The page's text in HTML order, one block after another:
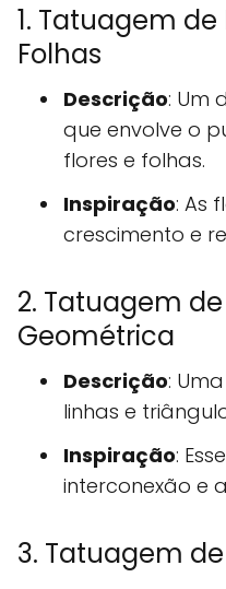
1. Tatuagem
Folhas
Descrição: Um
que envolve o
flores e folhas.
Inspiração: As
crescimento e
2. Tatuagem
Geométrica
Descrição:
linhas e
Inspiração:
interconexão e
3. Tatuagem